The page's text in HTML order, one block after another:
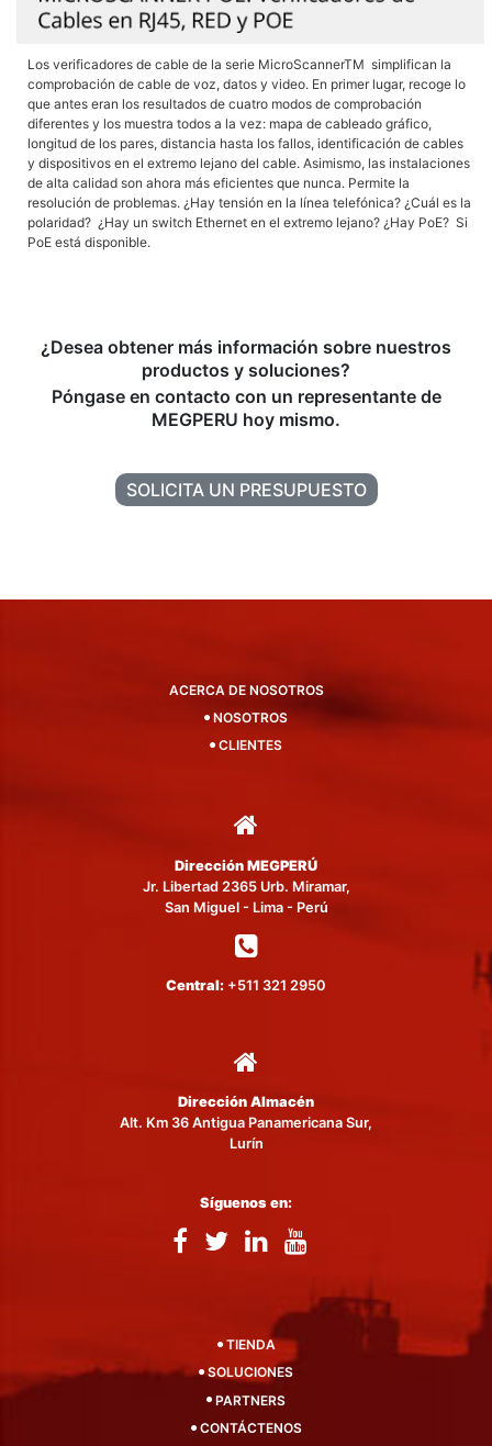
Los verificadores de cable de la serie MicroScannerTM simplifican la
comprobación de cable de voz, datos y video. En primer lugar, recoge lo
que antes eran los resultados de cuatro modos de comprobación
diferentes y los muestra todos a la vez: mapa de cableado gráfico,
longitud de los pares, distancia hasta los fallos, identificación de cables
y dispositivos en el extremo lejano del cable. Asimismo, las instalaciones
de alta calidad son ahora más eficientes que nunca. Permite la
resolución de problemas. ¿Hay tensión en la línea telefónica? ¿Cuál es la
polaridad? ¿Hay un switch Ethernet en el extremo lejano? ¿Hay PoE? Si
PoE está disponible.
¿Desea obtener más información sobre nuestros
productos y soluciones?
Póngase en contacto con un representante de
MEGPERU hoy mismo.
SOLICITA UN PRESUPUESTO
ACERCA DE NOSOTROS
NOSOTROS
CLIENTES
Dirección MEGPERÚ
Jr. Libertad 2365 Urb. Miramar,
San Miguel - Lima - Perú
Central: +511 321 2950
Dirección Almacén
Alt. Km 36 Antigua Panamericana Sur,
Lurín
Síguenos en:
TIENDA
SOLUCIONES
PARTNERS
CONTÁCTENOS